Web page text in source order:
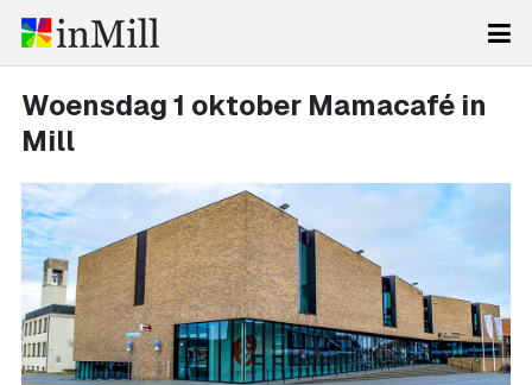
Woensdag 1 oktober Mamacafé in
Mill